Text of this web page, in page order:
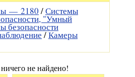
— 2180 /Системы
"Умный
безопасности
/Камеры
не найдено!